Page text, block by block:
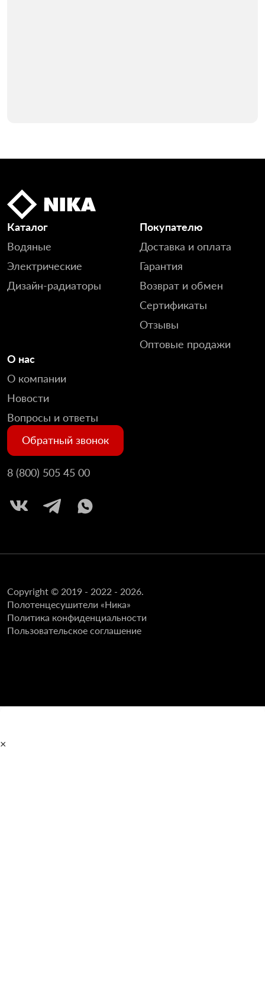
Каталог
Водяные
Электрические
Дизайн-радиаторы
Покупателю
Доставка и оплата
Гарантия
Возврат и обмен
Сертификаты
Отзывы
Оптовые продажи
О нас
О компании
Новости
Вопросы и ответы
Обратный звонок
8 (800) 505 45 00
Copyright © 2019 - 2022 - 2026.
Полотенцесушители «Ника»
Политика конфиденциальности
Пользовательское соглашение
×